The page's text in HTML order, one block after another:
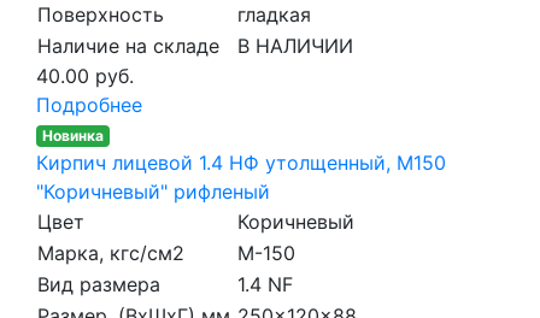
Поверхность
гладкая
Наличие на складе
В НАЛИЧИИ
40.00 руб.
Подробнее
Новинка
Кирпич лицевой 1.4 НФ утолщенный, M150
"Коричневый" рифленый
Цвет
Коричневый
Марка, кгс/см2
M-150
Вид размера
1.4 NF